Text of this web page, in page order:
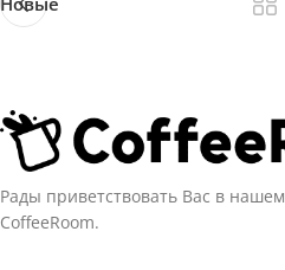
Рады приветствовать Вас в нашем
CoffeeRoom.